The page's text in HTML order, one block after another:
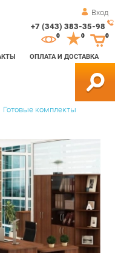
Вход
+7 (343) 383-35-98
ОПЛАТА И ДОСТАВКА
0 0
Готовые комплекты